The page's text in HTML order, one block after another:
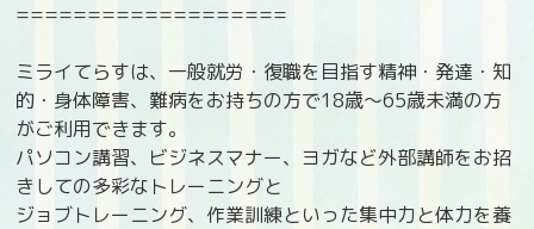
===================
ミライてらすは、一般就労・復職を目指す精神・発達・知
的・身体障害、難病をお持ちの方で18歳〜65歳未満の方
がご利用できます。
パソコン講習、ビジネスマナー、ヨガなど外部講師をお招
きしての多彩なトレーニングと
ジョブトレーニング、作業訓練といった集中力と体力を養